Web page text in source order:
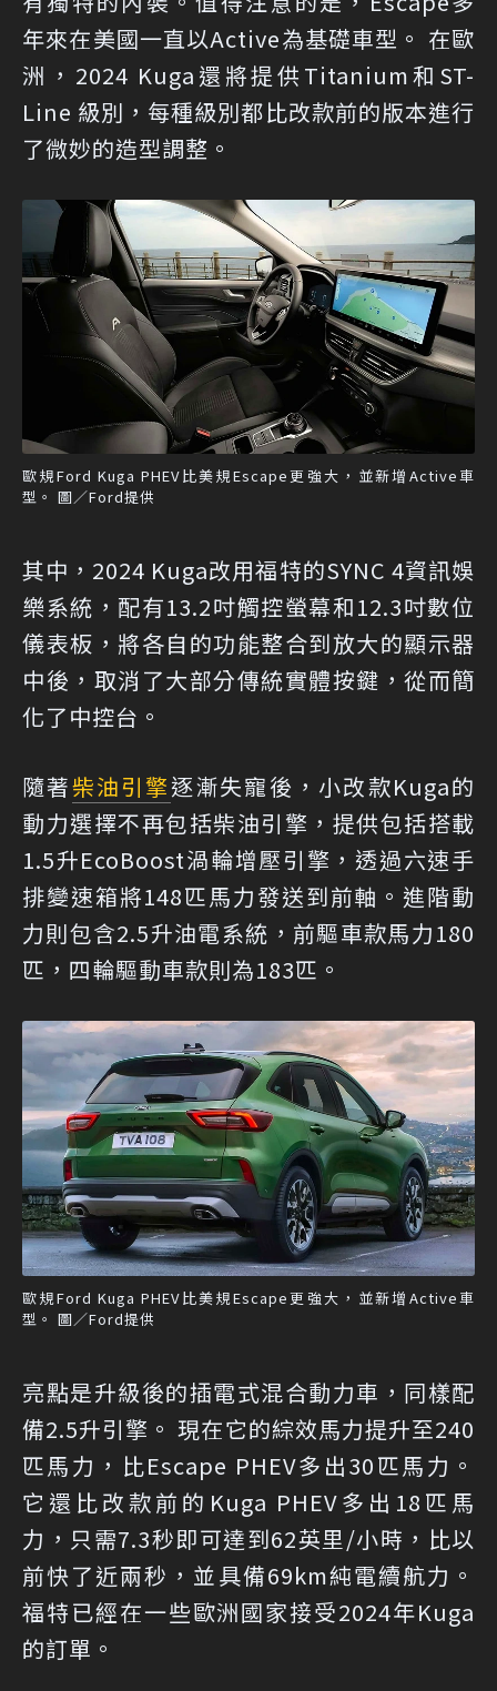
年來在美國一直以Active為基礎車型。 在歐
洲，2024 Kuga還將提供Titanium和ST-
Line 級別，每種級別都比改款前的版本進行
了微妙的造型調整。
歐規Ford Kuga PHEV比美規Escape更強大，並新增Active車
型。 圖／Ford提供
其中，2024 Kuga改用福特的SYNC 4資訊娛
樂系統，配有13.2吋觸控螢幕和12.3吋數位
儀表板，將各自的功能整合到放大的顯示器
中後，取消了大部分傳統實體按鍵，從而簡
化了中控台。
隨著柴油引擎逐漸失寵後，小改款Kuga的
動力選擇不再包括柴油引擎，提供包括搭載
1.5升EcoBoost渦輪增壓引擎，透過六速手
排變速箱將148匹馬力發送到前軸。進階動
力則包含2.5升油電系統，前驅車款馬力180
匹，四輪驅動車款則為183匹。
歐規Ford Kuga PHEV比美規Escape更強大，並新增Active車
型。 圖／Ford提供
亮點是升級後的插電式混合動力車，同樣配
備2.5升引擎。 現在它的綜效馬力提升至240
匹馬力，比Escape PHEV多出30匹馬力。
它還比改款前的Kuga PHEV多出18匹馬
力，只需7.3秒即可達到62英里/小時，比以
前快了近兩秒，並具備69km純電續航力。
福特已經在一些歐洲國家接受2024年Kuga
的訂單。